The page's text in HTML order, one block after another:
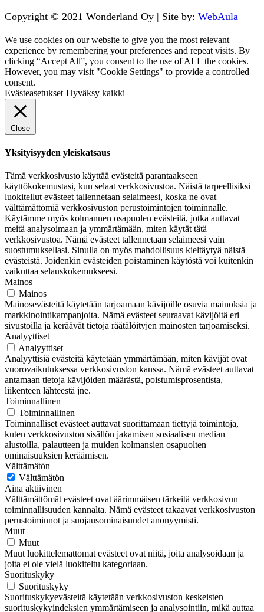
Copyright © 2021 Wonderland Oy | Site by: WebAula
We use cookies on our website to give you the most relevant
experience by remembering your preferences and repeat visits. By
clicking “Accept All”, you consent to the use of ALL the cookies.
However, you may visit "Cookie Settings" to provide a controlled
consent.
Evästeasetukset Hyväksy kaikki
Close
Yksityisyyden yleiskatsaus
Tämä verkkosivusto käyttää evästeitä parantaakseen
käyttökokemustasi, kun selaat verkkosivustoa. Näistä tarpeellisiksi
luokitellut evästeet tallennetaan selaimeesi, koska ne ovat
välttämättömiä verkkosivuston perustoimintojen toiminnalle.
Käytämme myös kolmannen osapuolen evästeitä, jotka auttavat
meitä analysoimaan ja ymmärtämään, miten käytät tätä
verkkosivustoa. Nämä evästeet tallennetaan selaimeesi vain
suostumuksellasi. Sinulla on myös mahdollisuus kieltäytyä näistä
evästeistä. Joidenkin evästeiden poistaminen käytöstä voi kuitenkin
vaikuttaa selauskokemukseesi.
Mainos
Mainos
Mainosevästeitä käytetään tarjoamaan kävijöille osuvia mainoksia ja
markkinointikampanjoita. Nämä evästeet seuraavat kävijöitä eri
sivustoilla ja keräävät tietoja räätälöityjen mainosten tarjoamiseksi.
Analyyttiset
Analyyttiset
Analyyttisiä evästeitä käytetään ymmärtämään, miten kävijät ovat
vuorovaikutuksessa verkkosivuston kanssa. Nämä evästeet auttavat
antamaan tietoja kävijöiden määrästä, poistumisprosentista,
liikenteen lähteestä jne.
Toiminnallinen
Toiminnallinen
Toiminnalliset evästeet auttavat suorittamaan tiettyjä toimintoja,
kuten verkkosivuston sisällön jakamisen sosiaalisen median
alustoilla, palautteen ja muiden kolmansien osapuolten
ominaisuuksien keräämisen.
Välttämätön
Välttämätön
Aina aktiivinen
Välttämättömät evästeet ovat äärimmäisen tärkeitä verkkosivun
toiminnallisuuden kannalta. Nämä evästeet takaavat verkkosivuston
perustoiminnot ja suojausominaisuudet anonyymisti.
Muut
Muut
Muut luokittelemattomat evästeet ovat niitä, joita analysoidaan ja
joita ei ole vielä luokiteltu kategoriaan.
Suorituskyky
Suorituskyky
Suorituskykyevästeitä käytetään verkkosivuston keskeisten
suorituskykyindeksien ymmärtämiseen ja analysointiin, mikä auttaa